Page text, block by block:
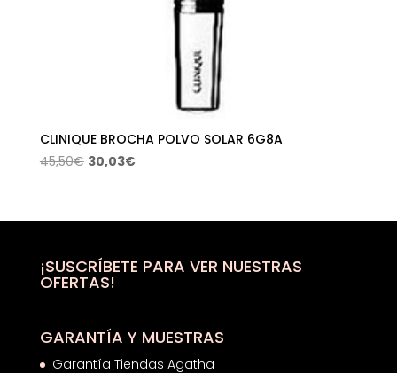
CLINIQUE BROCHA POLVO SOLAR 6G8A
45,50€ El
era:
30,03€El
es:
¡SUSCRÍBETE PARA VER NUESTRAS
OFERTAS!
GARANTÍA Y MUESTRAS
Garantía Tiendas Agatha